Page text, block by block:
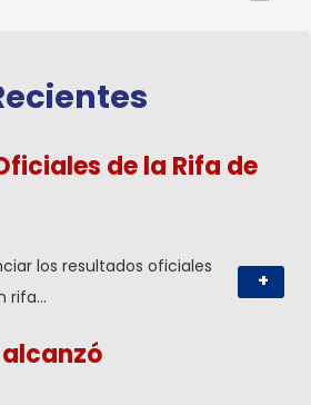
de la Rifa de
los resultados oficiales
rifa…
+